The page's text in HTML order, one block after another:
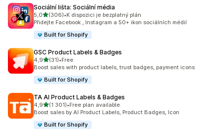
Sociální lišta: Sociální média
5,0z 5 hvězd
(306)
Celkový počet recenzí: 306
•K dispozici je bezplatný plán
Přidejte Facebook , Instagram a 50+ ikon sociálních médií
Built for Shopify
GSC Product Labels & Badges
4,9z 5 hvězd
(31)
Celkový počet recenzí: 31
•Free
Boost sales with product labels, trust badges, payment icons
Built for Shopify
TA AI Product Labels & Badges
4,9z 5 hvězd
(1 301)
Celkový počet recenzí: 1301
•Free plan available
Boost sales by AI Product Labels, Product Badges, Icon
Built for Shopify